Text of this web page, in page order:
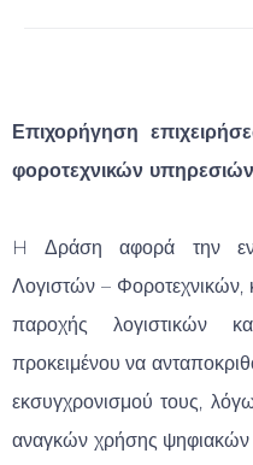
Επιχορήγηση
φοροτεχνικών υπηρεσιών
H Δράση αφορά την
Λογιστών –
παροχής λογιστικών
προκειμένου να
εκσυγχρονισμού τους,
αναγκών χρήσης